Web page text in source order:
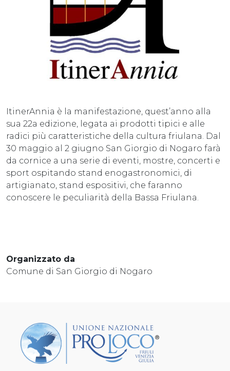
ItinerAnnia è la manifestazione, quest’anno alla
sua 22a edizione, legata ai prodotti tipici e alle
radici più caratteristiche della cultura friulana. Dal
30 maggio al 2 giugno San Giorgio di Nogaro farà
da cornice a una serie di eventi, mostre, concerti e
sport ospitando stand enogastronomici, di
artigianato, stand espositivi, che faranno
conoscere le peculiarità della Bassa Friulana.
Organizzato da
Comune di San Giorgio di Nogaro